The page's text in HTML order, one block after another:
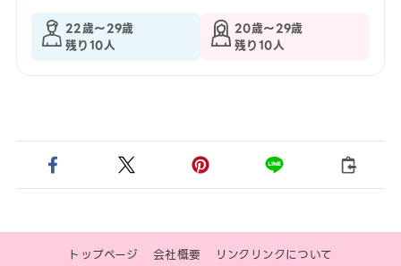
22歳〜29歳
残り10人
20歳〜29歳
残り10人
トップページ 会社概要
リンクリンクについて